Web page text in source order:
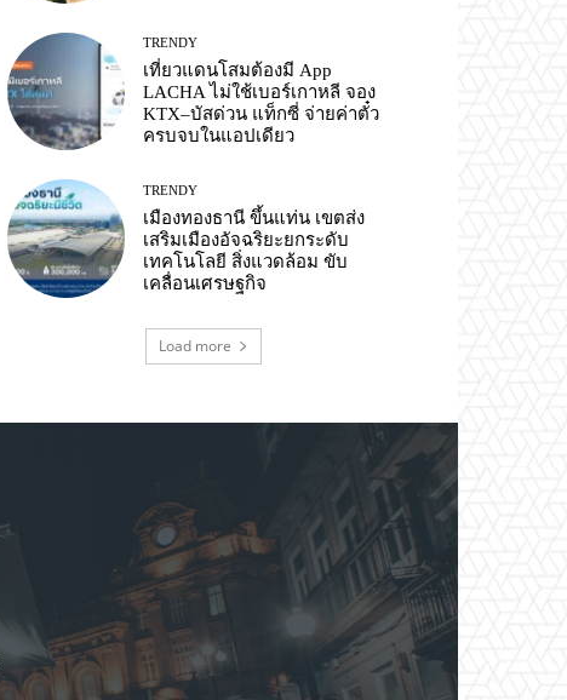
TRENDY
เที่ยวแดนโสมต้องมี App
LACHA ไม่ใช้เบอร์เกาหลี จอง
KTX–บัสด่วน แท็กซี่ จ่ายค่าตั๋ว
ครบจบในแอปเดียว
TRENDY
เมืองทองธานี ขึ้นแท่น เขตส่ง
เสริมเมืองอัจฉริยะยกระดับ
เทคโนโลยี สิ่งแวดล้อม ขับ
เคลื่อนเศรษฐกิจ
Load more